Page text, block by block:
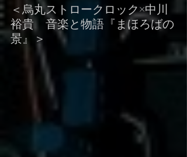
＜烏丸ストロークロック×中川
裕貴　音楽と物語『まほろばの
景』＞